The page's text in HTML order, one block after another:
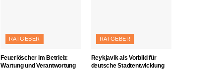
RATGEBER
Feuerlöscher im Betrieb:
Wartung und Verantwortung
RATGEBER
Reykjavik als Vorbild für
deutsche Stadtentwicklung